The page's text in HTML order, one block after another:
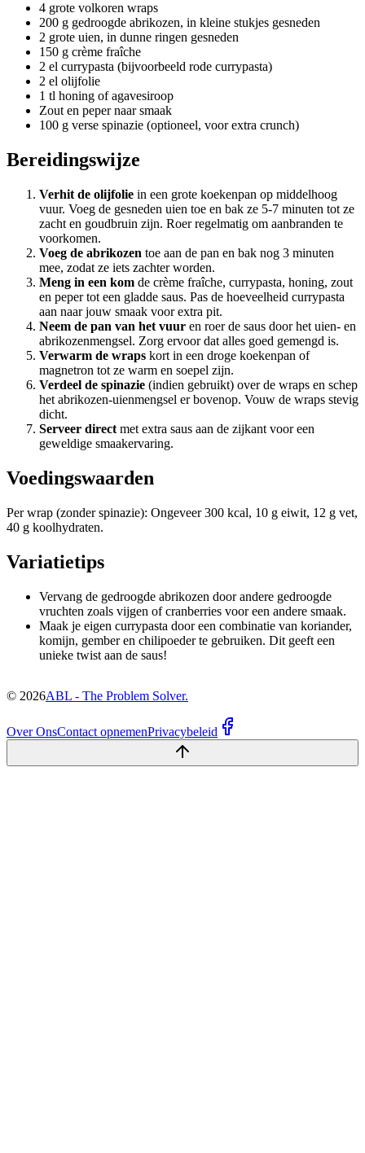
4 grote volkoren wraps
200 g gedroogde abrikozen, in kleine stukjes gesneden
2 grote uien, in dunne ringen gesneden
150 g crème fraîche
2 el currypasta (bijvoorbeeld rode currypasta)
2 el olijfolie
1 tl honing of agavesiroop
Zout en peper naar smaak
100 g verse spinazie (optioneel, voor extra crunch)
Bereidingswijze
Verhit de olijfolie in een grote koekenpan op middelhoog
vuur. Voeg de gesneden uien toe en bak ze 5-7 minuten tot ze
zacht en goudbruin zijn. Roer regelmatig om aanbranden te
voorkomen.
Voeg de abrikozen toe aan de pan en bak nog 3 minuten
mee, zodat ze iets zachter worden.
Meng in een kom de crème fraîche, currypasta, honing, zout
en peper tot een gladde saus. Pas de hoeveelheid currypasta
aan naar jouw smaak voor extra pit.
Neem de pan van het vuur en roer de saus door het uien- en
abrikozenmengsel. Zorg ervoor dat alles goed gemengd is.
Verwarm de wraps kort in een droge koekenpan of
magnetron tot ze warm en soepel zijn.
Verdeel de spinazie (indien gebruikt) over de wraps en schep
het abrikozen-uienmengsel er bovenop. Vouw de wraps stevig
dicht.
Serveer direct met extra saus aan de zijkant voor een
geweldige smaakervaring.
Voedingswaarden
Per wrap (zonder spinazie): Ongeveer 300 kcal, 10 g eiwit, 12 g vet,
40 g koolhydraten.
Variatietips
Vervang de gedroogde abrikozen door andere gedroogde
vruchten zoals vijgen of cranberries voor een andere smaak.
Maak je eigen currypasta door een combinatie van koriander,
komijn, gember en chilipoeder te gebruiken. Dit geeft een
unieke twist aan de saus!
© 2026ABL - The Problem Solver.
Over OnsContact opnemenPrivacybeleid